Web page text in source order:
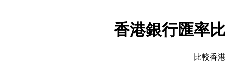
香港銀行匯率
比較香